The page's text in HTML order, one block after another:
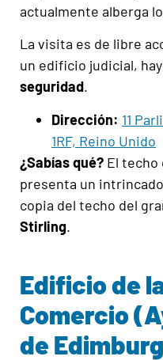
actualmente alberga
La visita es de libre
un edificio judicial,
seguridad.
Dirección: 11
1RF, Reino Unido
¿Sabías qué? El techo
presenta un
copia del techo del
Stirling.
Edificio de
Comercio
de